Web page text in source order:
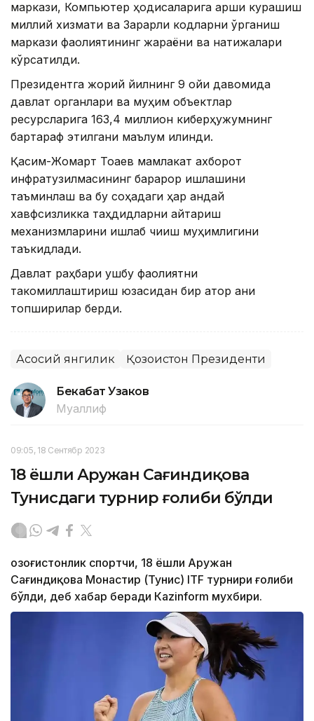
маркази, Компьютер ҳодисаларига қарши курашиш
миллий хизмати ва Зарарли кодларни ўрганиш
маркази фаолиятининг жараёни ва натижалари
кўрсатилди.
Президентга жорий йилнинг 9 ойи давомида
давлат органлари ва муҳим объектлар
ресурсларига 163,4 миллион киберҳужумнинг
бартараф этилгани маълум қилинди.
Қасим-Жомарт Тоқаев мамлакат ахборот
инфратузилмасининг барқарор ишлашини
таъминлаш ва бу соҳадаги ҳар қандай
хавфсизликка таҳдидларни қайтариш
механизмларини ишлаб чиқиш муҳимлигини
таъкидлади.
Давлат раҳбари ушбу фаолиятни
такомиллаштириш юзасидан бир қатор аниқ
топшириқлар берди.
Асосий янгилик Қозоғистон Президенти
Бекабат Узаков
Муаллиф
09:05, 18 Сентябр 2023
18 ёшли Аружан Сағиндиқова
Тунисдаги турнир ғолиби бўлди
Қозоғистонлик спортчи, 18 ёшли Аружан
Сағиндиқова Монастир (Тунис) ITF турнири ғолиби
бўлди, деб хабар беради Каzinform мухбири.